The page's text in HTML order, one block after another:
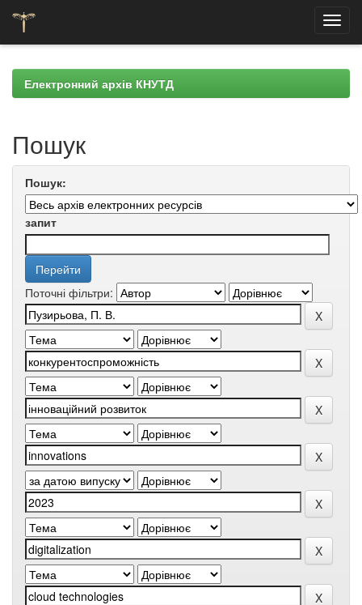
navigationЕлектронний архів КНУТД
Пошук
Пошук:
запит
Поточні фільтри: